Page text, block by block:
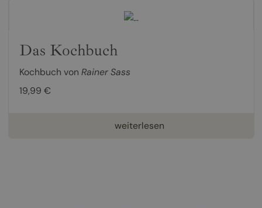
Das Kochbuch
Kochbuch von Rainer Sass
19,99 €
weiterlesen